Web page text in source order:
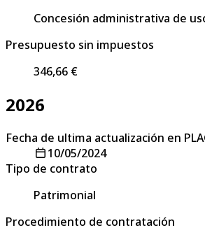
Concesión administrativa de
Presupuesto sin impuestos
346,66 €
2026
Fecha de ultima actualización en
10/05/2024
Tipo de contrato
Patrimonial
Procedimiento de contratación